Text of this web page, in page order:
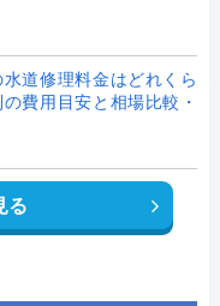
道修理料金はどれくら
費用目安と相場比較・
る